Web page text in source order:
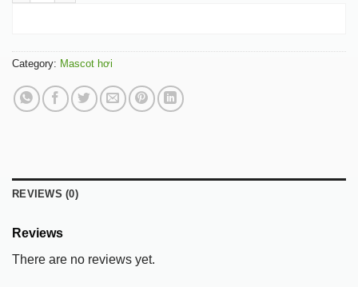
Category: Mascot hơi
REVIEWS (0)
Reviews
There are no reviews yet.